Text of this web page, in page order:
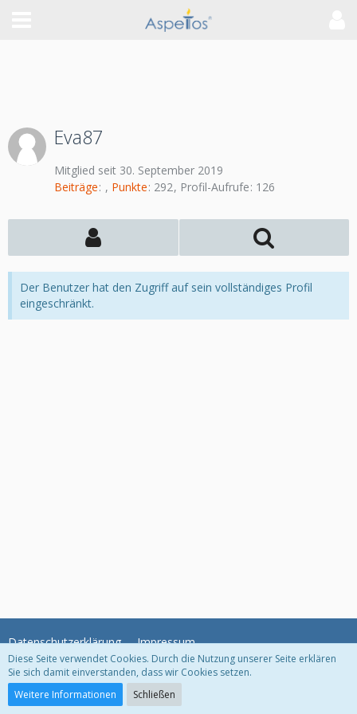
Eva87
Mitglied seit 30. September 2019
Beiträge
Punkte 292 Profil-Aufrufe 126
Der Benutzer hat den Zugriff auf sein vollständiges Profil
eingeschränkt.
Datenschutzerklärung Impressum
Community-Software:
Diese Seite verwendet Cookies. Durch die Nutzung unserer Seite erklären
Sie sich damit einverstanden, dass wir Cookies setzen.
Weitere Informationen
Schließen